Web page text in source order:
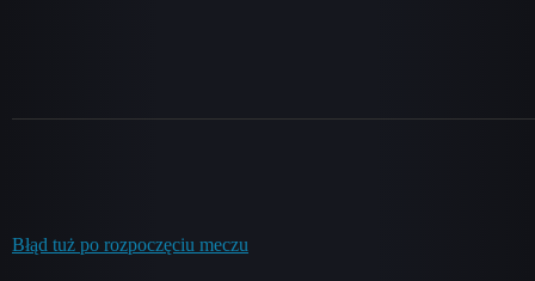
Błąd tuż po rozpoczęciu meczu